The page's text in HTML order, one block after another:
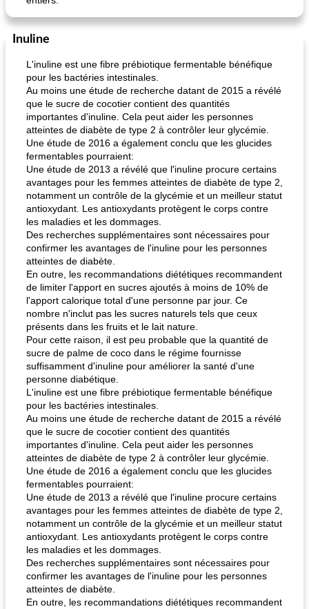
Inuline
L'inuline est une fibre prébiotique fermentable bénéfique
pour les bactéries intestinales.
Au moins une étude de recherche datant de 2015 a révélé
que le sucre de cocotier contient des quantités
importantes d'inuline. Cela peut aider les personnes
atteintes de diabète de type 2 à contrôler leur glycémie.
Une étude de 2016 a également conclu que les glucides
fermentables pourraient:
Une étude de 2013 a révélé que l'inuline procure certains
avantages pour les femmes atteintes de diabète de type 2,
notamment un contrôle de la glycémie et un meilleur statut
antioxydant. Les antioxydants protègent le corps contre
les maladies et les dommages.
Des recherches supplémentaires sont nécessaires pour
confirmer les avantages de l'inuline pour les personnes
atteintes de diabète.
En outre, les recommandations diététiques recommandent
de limiter l'apport en sucres ajoutés à moins de 10% de
l'apport calorique total d'une personne par jour. Ce
nombre n'inclut pas les sucres naturels tels que ceux
présents dans les fruits et le lait nature.
Pour cette raison, il est peu probable que la quantité de
sucre de palme de coco dans le régime fournisse
suffisamment d'inuline pour améliorer la santé d'une
personne diabétique.
L'inuline est une fibre prébiotique fermentable bénéfique
pour les bactéries intestinales.
Au moins une étude de recherche datant de 2015 a révélé
que le sucre de cocotier contient des quantités
importantes d'inuline. Cela peut aider les personnes
atteintes de diabète de type 2 à contrôler leur glycémie.
Une étude de 2016 a également conclu que les glucides
fermentables pourraient:
Une étude de 2013 a révélé que l'inuline procure certains
avantages pour les femmes atteintes de diabète de type 2,
notamment un contrôle de la glycémie et un meilleur statut
antioxydant. Les antioxydants protègent le corps contre
les maladies et les dommages.
Des recherches supplémentaires sont nécessaires pour
confirmer les avantages de l'inuline pour les personnes
atteintes de diabète.
En outre, les recommandations diététiques recommandent